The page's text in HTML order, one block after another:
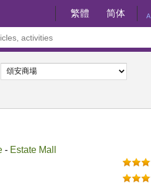
繁體 简体 A
- Estate Mall